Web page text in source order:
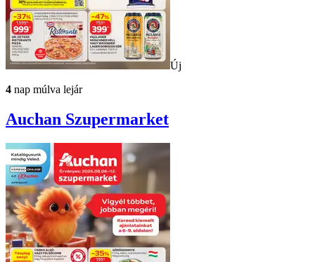
Új
4 nap múlva lejár
Auchan Szupermarket